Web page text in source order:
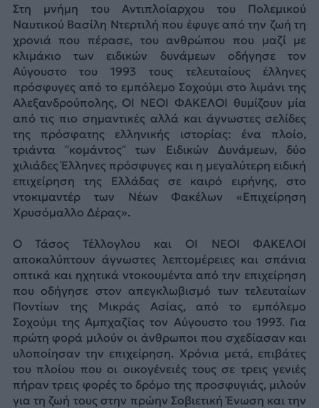
Στη μνήμη του Αντιπλοίαρχου του Πολεμικού
Ναυτικού Βασίλη Ντερτιλή που έφυγε από την ζωή τη
χρονιά που πέρασε, του ανθρώπου που μαζί με
κλιμάκιο των ειδικών δυνάμεων οδήγησε τον
Αύγουστο του 1993 τους τελευταίους έλληνες
πρόσφυγες από το εμπόλεμο Σοχούμι στο λιμάνι της
Αλεξανδρούπολης, ΟΙ ΝΕΟΙ ΦΑΚΕΛΟΙ θυμίζουν μία
από τις πιο σημαντικές αλλά και άγνωστες σελίδες
της πρόσφατης ελληνικής ιστορίας: ένα πλοίο,
τριάντα “κομάντος” των Ειδικών Δυνάμεων, δύο
χιλιάδες Έλληνες πρόσφυγες και η μεγαλύτερη ειδική
επιχείρηση της Ελλάδας σε καιρό ειρήνης, στο
ντοκιμαντέρ των Νέων Φακέλων «Επιχείρηση
Χρυσόμαλλο Δέρας».
Ο Τάσος Τέλλογλου και ΟΙ ΝΕΟΙ ΦΑΚΕΛΟΙ
αποκαλύπτουν άγνωστες λεπτομέρειες και σπάνια
οπτικά και ηχητικά ντοκουμέντα από την επιχείρηση
που οδήγησε στον απεγκλωβισμό των τελευταίων
Ποντίων της Μικράς Ασίας, από το εμπόλεμο
Σοχούμι της Αμπχαζίας τον Αύγουστο του 1993. Για
πρώτη φορά μιλούν οι άνθρωποι που σχεδίασαν και
υλοποίησαν την επιχείρηση. Χρόνια μετά, επιβάτες
του πλοίου που οι οικογένειές τους σε τρεις γενιές
πήραν τρεις φορές το δρόμο της προσφυγιάς, μιλούν
για τη ζωή τους στην πρώην Σοβιετική Ένωση και την